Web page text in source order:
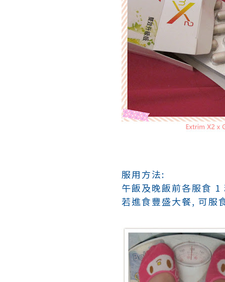
服用方法:
午飯及晚飯前各服食
若進食豐盛大餐, 可服